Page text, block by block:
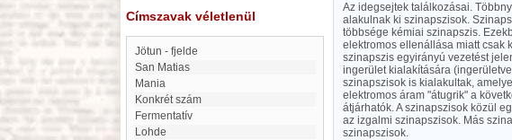
Címszavak véletlenül
Jötun - fjelde
San Matias
Mania
Konkrét szám
fermentatív
Lohde
Az idegsejtek találkozásai.
alakulnak ki szinapszisok.
többsége kémiai szinapszis.
elektromos ellenállása miatt csak
szinapszis egyirányú vezetést
ingerület kialakítására
szinapszisok is kialakultak,
elektromos áram "átugrik" a
átjárhatók. A szinapszisok közül
az izgalmi szinapszisok. Más
szinapszisok.